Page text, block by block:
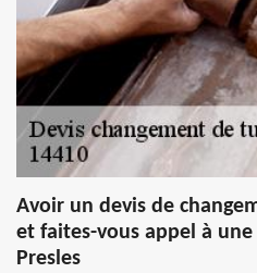
Avoir un devis de
et faites-vous appel à
Presles